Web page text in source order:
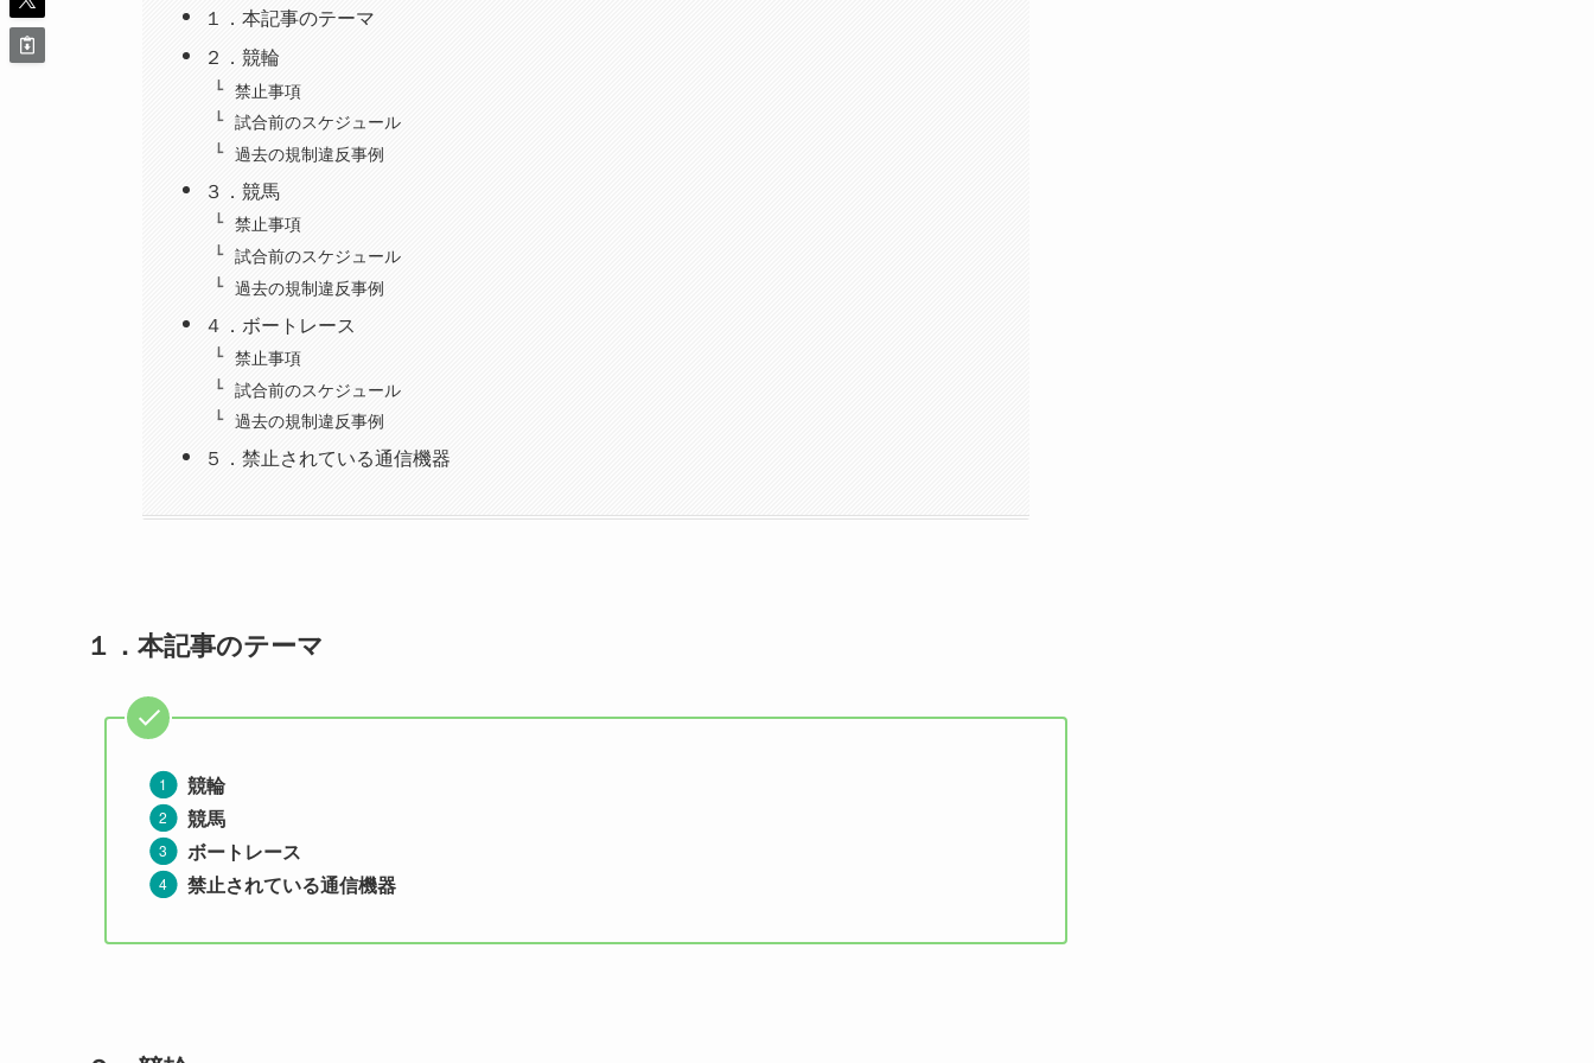
１．本記事のテーマ
２．競輪
禁止事項
試合前のスケジュール
過去の規制違反事例
３．競馬
禁止事項
試合前のスケジュール
過去の規制違反事例
４．ボートレース
禁止事項
試合前のスケジュール
過去の規制違反事例
５．禁止されている通信機器
１． 本記事のテーマ
競輪
競馬
ボートレース
禁止されている通信機器